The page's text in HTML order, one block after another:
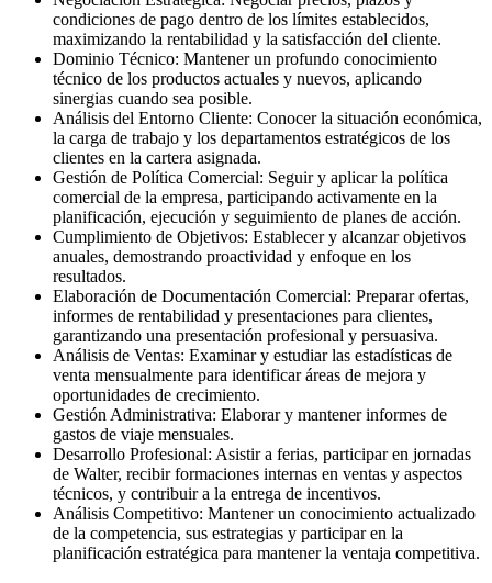
condiciones de pago dentro de los límites establecidos,
maximizando la rentabilidad y la satisfacción del cliente.
Dominio Técnico: Mantener un profundo conocimiento
técnico de los productos actuales y nuevos, aplicando
sinergias cuando sea posible.
Análisis del Entorno Cliente: Conocer la situación económica,
la carga de trabajo y los departamentos estratégicos de los
clientes en la cartera asignada.
Gestión de Política Comercial: Seguir y aplicar la política
comercial de la empresa, participando activamente en la
planificación, ejecución y seguimiento de planes de acción.
Cumplimiento de Objetivos: Establecer y alcanzar objetivos
anuales, demostrando proactividad y enfoque en los
resultados.
Elaboración de Documentación Comercial: Preparar ofertas,
informes de rentabilidad y presentaciones para clientes,
garantizando una presentación profesional y persuasiva.
Análisis de Ventas: Examinar y estudiar las estadísticas de
venta mensualmente para identificar áreas de mejora y
oportunidades de crecimiento.
Gestión Administrativa: Elaborar y mantener informes de
gastos de viaje mensuales.
Desarrollo Profesional: Asistir a ferias, participar en jornadas
de Walter, recibir formaciones internas en ventas y aspectos
técnicos, y contribuir a la entrega de incentivos.
Análisis Competitivo: Mantener un conocimiento actualizado
de la competencia, sus estrategias y participar en la
planificación estratégica para mantener la ventaja competitiva.